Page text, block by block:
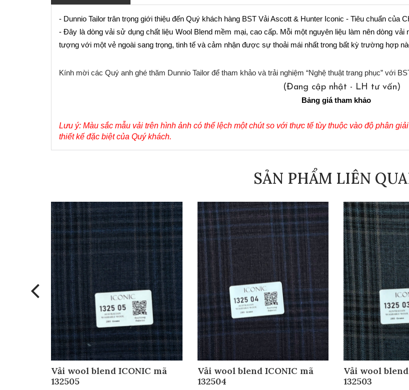
- Dunnio Tailor trân trọng giới thiệu đến Quý khách hàng BST Vải Ascott & Hunter Iconic - Tiêu chuẩn
- Đây là dòng vải sử dụng chất liệu Wool Blend mềm mại, cao cấp. Mỗi một nguyên liệu làm nên dòng
tượng với một vẻ ngoài sang trọng, tinh tế và cảm nhận được sự thoải mái nhất trong bất kỳ trường hợp
Kính mời các Quý anh ghé thăm Dunnio Tailor để tham khảo và trải nghiệm “Nghệ thuật trang phục” với
(Đang cập nhật - LH tư vấn)
Bảng giá tham khảo
Lưu ý: Màu sắc mẫu vải trên hình ảnh có thể lệch một chút so với thực tế tùy thuộc vào độ phân
thiết kế đặc biệt của Quý khách.
SẢN PHẨM LIÊN
Vải wool blend ICONIC mã
132505
Vải wool blend ICONIC mã
132504
Vải wool
132503